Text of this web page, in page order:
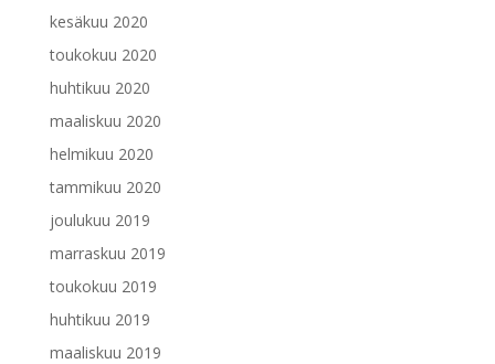
kesäkuu 2020
toukokuu 2020
huhtikuu 2020
maaliskuu 2020
helmikuu 2020
tammikuu 2020
joulukuu 2019
marraskuu 2019
toukokuu 2019
huhtikuu 2019
maaliskuu 2019